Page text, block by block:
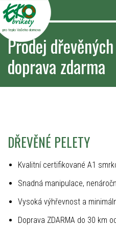
pro teplo Vašeho domova
Prodej
doprava zdarma
DŘEVĚNÉ PELETY
Kvalitní certifikované A1
Snadná manipulace,
Vysoká výhřevnost a
Doprava ZDARMA do 30 km